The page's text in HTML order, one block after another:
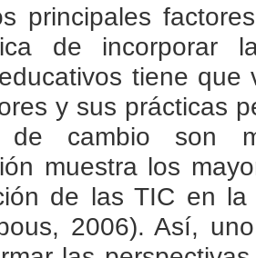
principales
de incorporar
tiene
y sus prácticas
de cambio son
muestra los
de las TIC en
2006). Así,